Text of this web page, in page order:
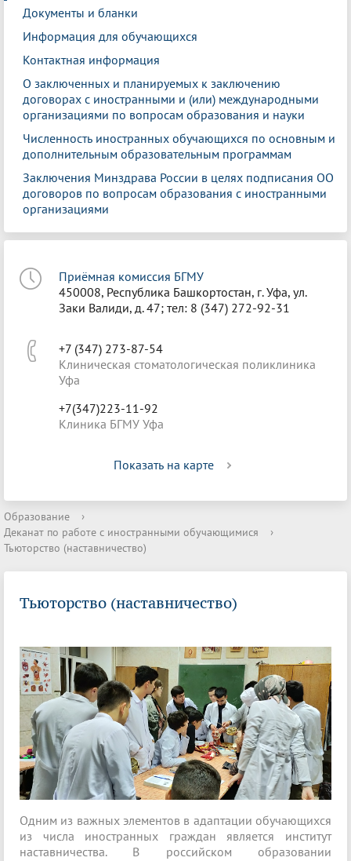
Документы и бланки
Информация для обучающихся
Контактная информация
О заключенных и планируемых к заключению
договорах с иностранными и (или) международными
организациями по вопросам образования и науки
Численность иностранных обучающихся по основным и
дополнительным образовательным программам
Заключения Минздрава России в целях подписания ОО
договоров по вопросам образования с иностранными
организациями
Приёмная комиссия БГМУ
450008, Республика Башкортостан, г. Уфа, ул.
Заки Валиди, д. 47; тел: 8 (347) 272-92-31
+7 (347) 273-87-54
Клиническая стоматологическая поликлиника
Уфа
+7(347)223-11-92
Клиника БГМУ Уфа
Показать на карте
Образование
›
Деканат по работе с иностранными обучающимися
›
Тьюторство (наставничество)
Тьюторство (наставничество)
Одним из важных элементов в адаптации обучающихся
из числа иностранных граждан является институт
наставничества. В российском образовании